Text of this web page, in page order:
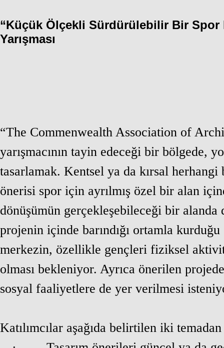
“Küçük Ölçekli Sürdürülebilir Bir Spor
Yarışması
“The Commenwealth Association of
yarışmacının tayin edeceği bir bölgede,
tasarlamak. Kentsel ya da kırsal
önerisi spor için ayrılmış özel bir alan
dönüşümün gerçekleşebileceği bir
projenin içinde barındığı ortamla
merkezin, özellikle gençleri fiziksel
olması bekleniyor. Ayrıca önerilen
sosyal faaliyetlere de yer verilmesi
Katılımcılar aşağıda belirtilen iki